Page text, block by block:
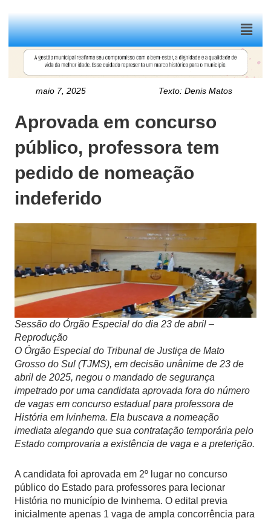
Menu
maio 7, 2025 Texto:Denis Matos
Aprovada em concurso
público, professora tem
pedido de nomeação
indeferido
Sessão do Órgão Especial do dia 23 de abril –
Reprodução
O Órgão Especial do Tribunal de Justiça de Mato
Grosso do Sul (TJMS), em decisão unânime de 23 de
abril de 2025, negou o mandado de segurança
impetrado por uma candidata aprovada fora do número
de vagas em concurso estadual para professora de
História em Ivinhema. Ela buscava a nomeação
imediata alegando que sua contratação temporária pelo
Estado comprovaria a existência de vaga e a preterição.
A candidata foi aprovada em 2º lugar no concurso
público do Estado para professores para lecionar
História no município de Ivinhema. O edital previa
inicialmente apenas 1 vaga de ampla concorrência para